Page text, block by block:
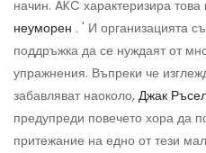
начин. AKC характеризира това
неуморен . ' И организацията
поддръжка да се нуждаят от
упражнения. Въпреки че
забавляват наоколо, Джак
предупреди повечето хора да
притежание на едно от тези